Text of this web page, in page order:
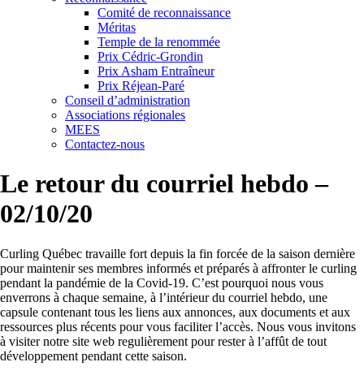
Comité de reconnaissance
Méritas
Temple de la renommée
Prix Cédric-Grondin
Prix Asham Entraîneur
Prix Réjean-Paré
Conseil d’administration
Associations régionales
MEES
Contactez-nous
Le retour du courriel hebdo –
02/10/20
Curling Québec travaille fort depuis la fin forcée de la saison dernière
pour maintenir ses membres informés et préparés à affronter le curling
pendant la pandémie de la Covid-19. C’est pourquoi nous vous
enverrons à chaque semaine, à l’intérieur du courriel hebdo, une
capsule contenant tous les liens aux annonces, aux documents et aux
ressources plus récents pour vous faciliter l’accès. Nous vous invitons
à visiter notre site web regulièrement pour rester à l’affût de tout
développement pendant cette saison.